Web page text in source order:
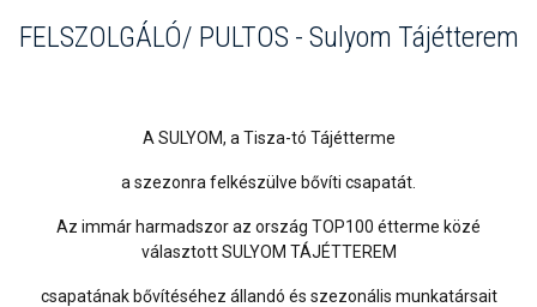
FELSZOLGÁLÓ/ PULTOS - Sulyom Tájétterem
A SULYOM, a Tisza-tó Tájétterme
a szezonra felkészülve bővíti csapatát.
Az immár harmadszor az ország TOP100 étterme közé
választott SULYOM TÁJÉTTEREM
csapatának bővítéséhez állandó és szezonális munkatársait